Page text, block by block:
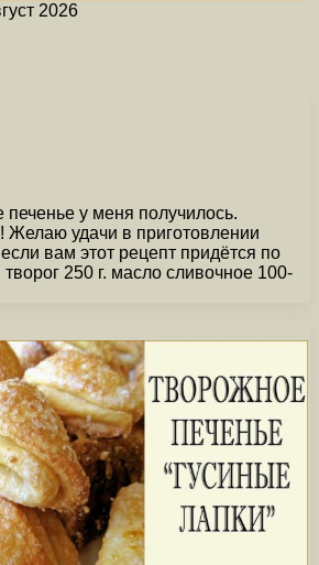
2026
у меня получилось.
Желаю удачи в приготовлении
вам этот рецепт придётся по
250 г. масло сливочное 100-